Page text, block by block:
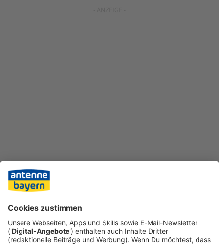
Gegen die nachlassenden Sloweninnen hatten die
Deutschen in Hälfte zwei kaum noch Mühe und hätten das
Ergebnis mit etwas mehr Konsequenz weiter ausbauen
können. Wück nutzte die gemütliche Schlussphase für
Sjoeke Nüsken mithelfen, die WM-Qualifikation mit 16 von
18 möglichen Punkten abzuschließen.